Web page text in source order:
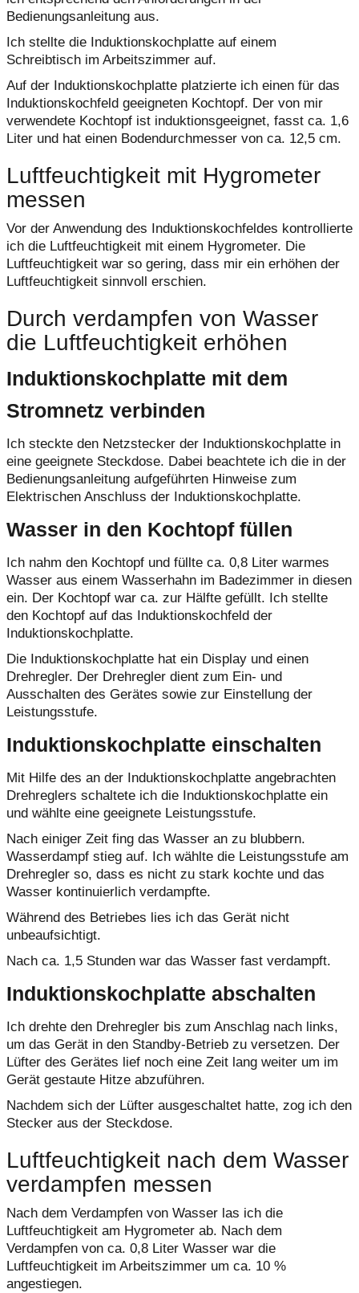
Bedienungsanleitung aus.
Ich stellte die Induktionskochplatte auf einem
Schreibtisch im Arbeitszimmer auf.
Auf der Induktionskochplatte platzierte ich einen für das
Induktionskochfeld geeigneten Kochtopf. Der von mir
verwendete Kochtopf ist induktionsgeeignet, fasst ca. 1,6
Liter und hat einen Bodendurchmesser von ca. 12,5 cm.
Luftfeuchtigkeit mit Hygrometer
messen
Vor der Anwendung des Induktionskochfeldes kontrollierte
ich die Luftfeuchtigkeit mit einem Hygrometer. Die
Luftfeuchtigkeit war so gering, dass mir ein erhöhen der
Luftfeuchtigkeit sinnvoll erschien.
Durch verdampfen von Wasser
die Luftfeuchtigkeit erhöhen
Induktionskochplatte mit dem
Stromnetz verbinden
Ich steckte den Netzstecker der Induktionskochplatte in
eine geeignete Steckdose. Dabei beachtete ich die in der
Bedienungsanleitung aufgeführten Hinweise zum
Elektrischen Anschluss der Induktionskochplatte.
Wasser in den Kochtopf füllen
Ich nahm den Kochtopf und füllte ca. 0,8 Liter warmes
Wasser aus einem Wasserhahn im Badezimmer in diesen
ein. Der Kochtopf war ca. zur Hälfte gefüllt. Ich stellte
den Kochtopf auf das Induktionskochfeld der
Induktionskochplatte.
Die Induktionskochplatte hat ein Display und einen
Drehregler. Der Drehregler dient zum Ein- und
Ausschalten des Gerätes sowie zur Einstellung der
Leistungsstufe.
Induktionskochplatte einschalten
Mit Hilfe des an der Induktionskochplatte angebrachten
Drehreglers schaltete ich die Induktionskochplatte ein
und wählte eine geeignete Leistungsstufe.
Nach einiger Zeit fing das Wasser an zu blubbern.
Wasserdampf stieg auf. Ich wählte die Leistungsstufe am
Drehregler so, dass es nicht zu stark kochte und das
Wasser kontinuierlich verdampfte.
Während des Betriebes lies ich das Gerät nicht
unbeaufsichtigt.
Nach ca. 1,5 Stunden war das Wasser fast verdampft.
Induktionskochplatte abschalten
Ich drehte den Drehregler bis zum Anschlag nach links,
um das Gerät in den Standby-Betrieb zu versetzen. Der
Lüfter des Gerätes lief noch eine Zeit lang weiter um im
Gerät gestaute Hitze abzuführen.
Nachdem sich der Lüfter ausgeschaltet hatte, zog ich den
Stecker aus der Steckdose.
Luftfeuchtigkeit nach dem Wasser
verdampfen messen
Nach dem Verdampfen von Wasser las ich die
Luftfeuchtigkeit am Hygrometer ab. Nach dem
Verdampfen von ca. 0,8 Liter Wasser war die
Luftfeuchtigkeit im Arbeitszimmer um ca. 10 %
angestiegen.